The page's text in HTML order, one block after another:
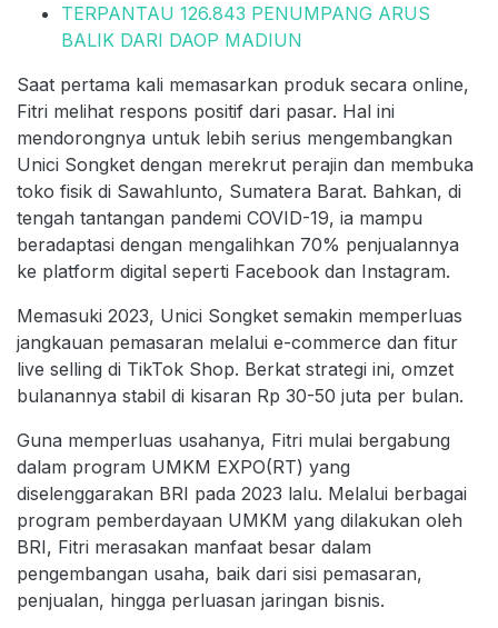
TERPANTAU 126.843 PENUMPANG ARUS
BALIK DARI DAOP MADIUN
Saat pertama kali memasarkan produk secara online,
Fitri melihat respons positif dari pasar. Hal ini
mendorongnya untuk lebih serius mengembangkan
Unici Songket dengan merekrut perajin dan membuka
toko fisik di Sawahlunto, Sumatera Barat. Bahkan, di
tengah tantangan pandemi COVID-19, ia mampu
beradaptasi dengan mengalihkan 70% penjualannya
ke platform digital seperti Facebook dan Instagram.
Memasuki 2023, Unici Songket semakin memperluas
jangkauan pemasaran melalui e-commerce dan fitur
live selling di TikTok Shop. Berkat strategi ini, omzet
bulanannya stabil di kisaran Rp 30-50 juta per bulan.
Guna memperluas usahanya, Fitri mulai bergabung
dalam program UMKM EXPO(RT) yang
diselenggarakan BRI pada 2023 lalu. Melalui berbagai
program pemberdayaan UMKM yang dilakukan oleh
BRI, Fitri merasakan manfaat besar dalam
pengembangan usaha, baik dari sisi pemasaran,
penjualan, hingga perluasan jaringan bisnis.